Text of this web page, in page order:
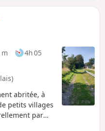
4h 05
abritée, à
petits villages
par